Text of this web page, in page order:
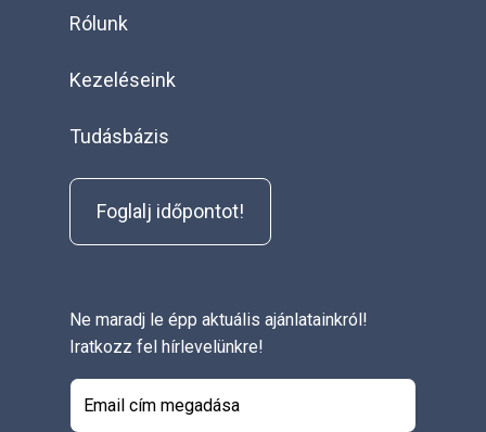
Rólunk
Kezeléseink
Tudásbázis
Foglalj időpontot!
Ne maradj le épp aktuális ajánlatainkról!
Iratkozz fel hírlevelünkre!